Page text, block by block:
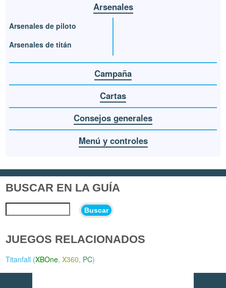
Arsenales
Arsenales de piloto
Arsenales de titán
Campaña
Cartas
Consejos generales
Menú y controles
BUSCAR EN LA GUÍA
Buscar
JUEGOS RELACIONADOS
Titanfall (XBOne,X360, PC)